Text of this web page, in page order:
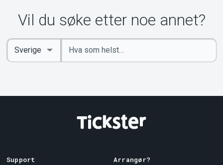
Vil du søke etter noe annet?
Angi
nøkkelord
Select
Country
Support Arrangør?